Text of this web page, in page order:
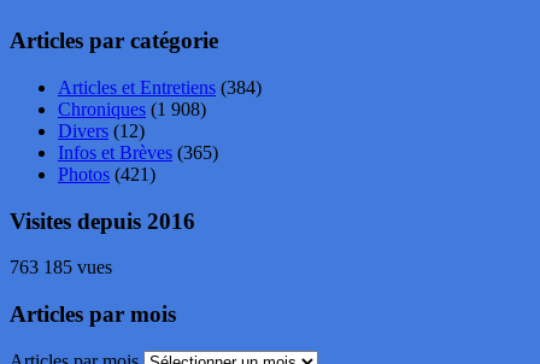
Articles par catégorie
Articles et Entretiens (384)
Chroniques (1 908)
Divers (12)
Infos et Brèves (365)
Photos (421)
Visites depuis 2016
763 185 vues
Articles par mois